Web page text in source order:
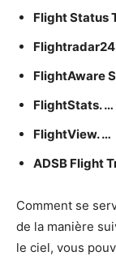
Flight Status
FlightAware
FlightStats. …
FlightView. …
ADSB Flight
Comment se
de la manière
le ciel, vous